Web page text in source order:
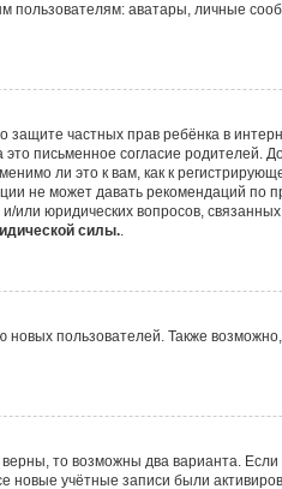
аватары, личные
защите частных прав ребёнка в
письменное согласие родителей.
ли это к вам, как к
не может давать рекомендаций по
или юридических вопросов,
силы..
пользователей. Также
то возможны два варианта.
новые учётные записи были